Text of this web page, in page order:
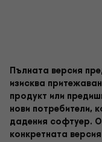
Пълната версия
изисква
продукт или
нови потребители,
дадения софтуер.
конкретната